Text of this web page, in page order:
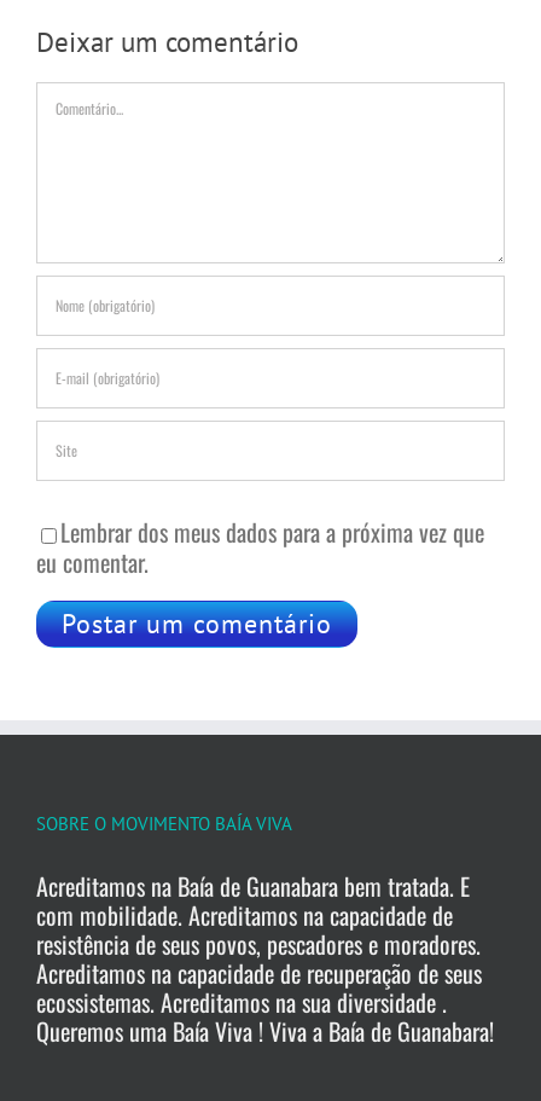
Deixar um comentário
Comentário
Lembrar dos meus dados para a próxima vez que
eu comentar.
SOBRE O MOVIMENTO BAÍA VIVA
Acreditamos na Baía de Guanabara bem tratada. E
com mobilidade. Acreditamos na capacidade de
resistência de seus povos, pescadores e moradores.
Acreditamos na capacidade de recuperação de seus
ecossistemas. Acreditamos na sua diversidade .
Queremos uma Baía Viva ! Viva a Baía de Guanabara!